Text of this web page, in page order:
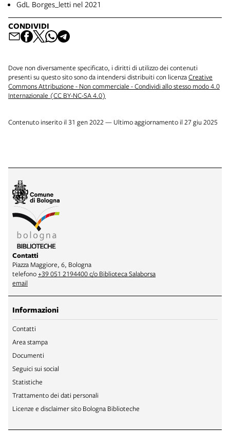
GdL Borges_letti nel 2021
CONDIVIDI
Dove non diversamente specificato, i diritti di utilizzo dei contenuti
presenti su questo sito sono da intendersi distribuiti con licenzaCreative
Commons Attribuzione - Non commerciale - Condividi allo stesso modo 4.0
Internazionale (CC BY-NC-SA 4.0)
Contenuto inserito il 31 gen 2022 — Ultimo aggiornamento il 27 giu 2025
Contatti
Piazza Maggiore, 6, Bologna
telefono+39 051 2194400 c/o Biblioteca Salaborsa
email
Informazioni
Contatti
Area stampa
Documenti
Seguici sui social
Statistiche
Trattamento dei dati personali
Licenze e disclaimer sito Bologna Biblioteche